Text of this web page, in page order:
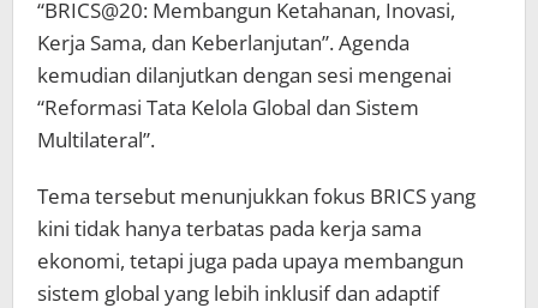
“BRICS@20: Membangun Ketahanan, Inovasi,
Kerja Sama, dan Keberlanjutan”. Agenda
kemudian dilanjutkan dengan sesi mengenai
“Reformasi Tata Kelola Global dan Sistem
Multilateral”.
Tema tersebut menunjukkan fokus BRICS yang
kini tidak hanya terbatas pada kerja sama
ekonomi, tetapi juga pada upaya membangun
sistem global yang lebih inklusif dan adaptif